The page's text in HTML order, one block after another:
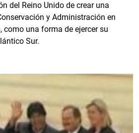
del Reino Unido de crear una
y Administración en
como una forma de ejercer su
Sur.